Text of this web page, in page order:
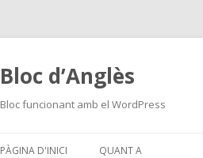
Bloc d’Anglès
Bloc funcionant amb el WordPress
PÀGINA D'INICI QUANT A